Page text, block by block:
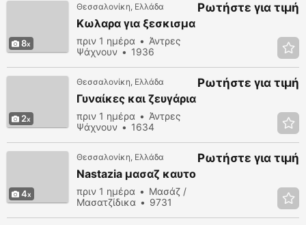
8
Θεσσαλονίκη, Ελλάδα
Κωλαρα για ξεσκισμα
πριν 1 ημέρα
Άντρες
Ψάχνουν
1936
Ρωτήστε για τιμή
2
Θεσσαλονίκη, Ελλάδα
Γυναίκες και ζευγάρια
πριν 1 ημέρα
Άντρες
Ψάχνουν
1634
Ρωτήστε για τιμή
4
Θεσσαλονίκη, Ελλάδα
Nastazia μασαζ καυτο
πριν 1 ημέρα
Μασάζ /
Μασατζίδικα
9731
Ρωτήστε για τιμή